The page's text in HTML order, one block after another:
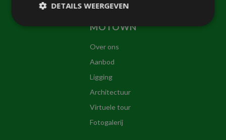
MOTOWN
Over ons
Aanbod
Ligging
Architectuur
Virtuele tour
Fotogalerij
DETAILS WEERGEVEN